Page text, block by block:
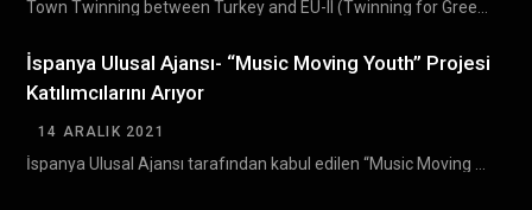
Town Twinning between Turkey and EU-II (Twinning for Green Future) Grant Scheme (TTGS- II) Türkiye…
İspanya Ulusal Ajansı- “Music Moving Youth” Projesi
Katılımcılarını Arıyor
14 ARALIK 2021
İspanya Ulusal Ajansı tarafından kabul edilen “Music Moving Youth ” Erasmus+ projesinin Bulgaristan’da gerçekleşecek olan…